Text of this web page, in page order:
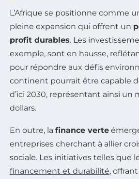
L’Afrique se positionne comme
pleine expansion qui offrent un
profit durables. Les
exemple, sont en hausse,
pour répondre aux défis
continent pourrait être capable
d’ici 2030, représentant ainsi un
dollars.
En outre, la finance verte
entreprises cherchant à allier
sociale. Les initiatives telles que
financement et durabilité,